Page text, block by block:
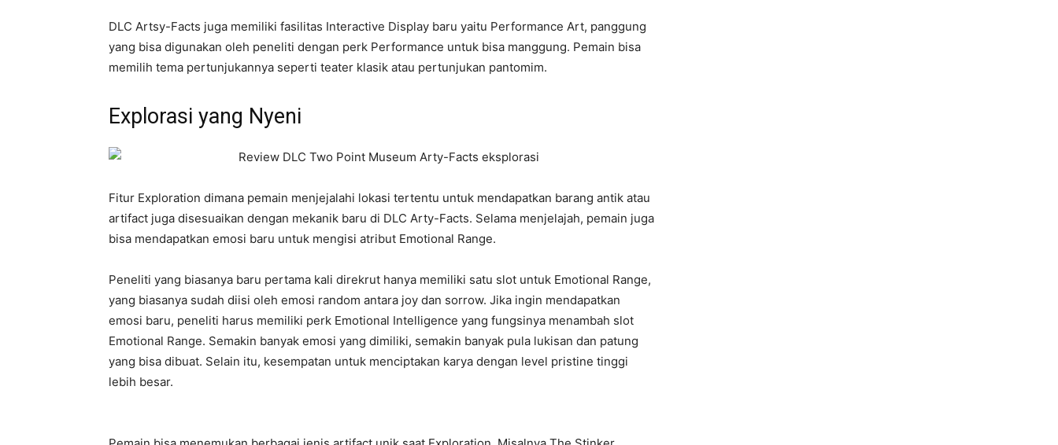
DLC Artsy-Facts juga memiliki fasilitas Interactive Display baru yaitu Performance Art, panggung
yang bisa digunakan oleh peneliti dengan perk Performance untuk bisa manggung. Pemain bisa
memilih tema pertunjukannya seperti teater klasik atau pertunjukan pantomim.
Explorasi yang Nyeni
Fitur Exploration dimana pemain menjejalahi lokasi tertentu untuk mendapatkan barang antik atau
artifact juga disesuaikan dengan mekanik baru di DLC Arty-Facts. Selama menjelajah, pemain juga
bisa mendapatkan emosi baru untuk mengisi atribut Emotional Range.
Peneliti yang biasanya baru pertama kali direkrut hanya memiliki satu slot untuk Emotional Range,
yang biasanya sudah diisi oleh emosi random antara joy dan sorrow. Jika ingin mendapatkan
emosi baru, peneliti harus memiliki perk Emotional Intelligence yang fungsinya menambah slot
Emotional Range. Semakin banyak emosi yang dimiliki, semakin banyak pula lukisan dan patung
yang bisa dibuat. Selain itu, kesempatan untuk menciptakan karya dengan level pristine tinggi
lebih besar.